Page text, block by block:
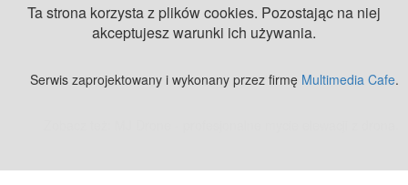
Ta strona korzysta z plików cookies. Pozostając na niej
akceptujesz warunki ich używania.
Serwis zaprojektowany i wykonany przez firmę Multimedia Cafe.